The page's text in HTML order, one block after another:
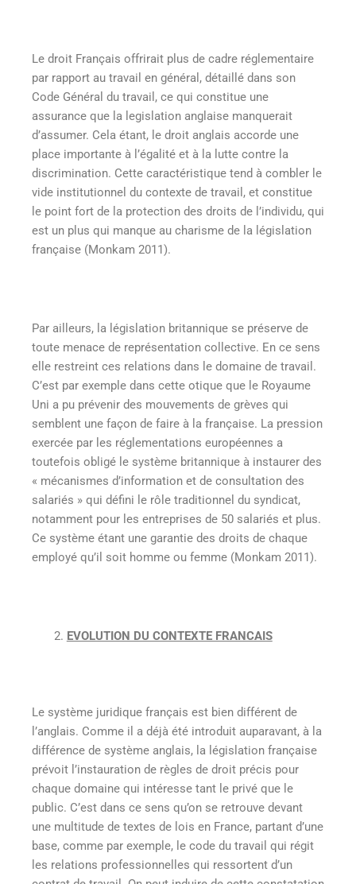
Le droit Français offrirait plus de cadre réglementaire
par rapport au travail en général, détaillé dans son
Code Général du travail, ce qui constitue une
assurance que la legislation anglaise manquerait
d’assumer. Cela étant, le droit anglais accorde une
place importante à l’égalité et à la lutte contre la
discrimination. Cette caractéristique tend à combler le
vide institutionnel du contexte de travail, et constitue
le point fort de la protection des droits de l’individu, qui
est un plus qui manque au charisme de la législation
française (Monkam 2011).
Par ailleurs, la législation britannique se préserve de
toute menace de représentation collective. En ce sens
elle restreint ces relations dans le domaine de travail.
C’est par exemple dans cette otique que le Royaume
Uni a pu prévenir des mouvements de grèves qui
semblent une façon de faire à la française. La pression
exercée par les réglementations européennes a
toutefois obligé le système britannique à instaurer des
« mécanismes d’information et de consultation des
salariés » qui défini le rôle traditionnel du syndicat,
notamment pour les entreprises de 50 salariés et plus.
Ce système étant une garantie des droits de chaque
employé qu’il soit homme ou femme (Monkam 2011).
EVOLUTION DU CONTEXTE FRANCAIS
Le système juridique français est bien différent de
l’anglais. Comme il a déjà été introduit auparavant, à la
différence de système anglais, la législation française
prévoit l’instauration de règles de droit précis pour
chaque domaine qui intéresse tant le privé que le
public. C’est dans ce sens qu’on se retrouve devant
une multitude de textes de lois en France, partant d’une
base, comme par exemple, le code du travail qui régit
les relations professionnelles qui ressortent d’un